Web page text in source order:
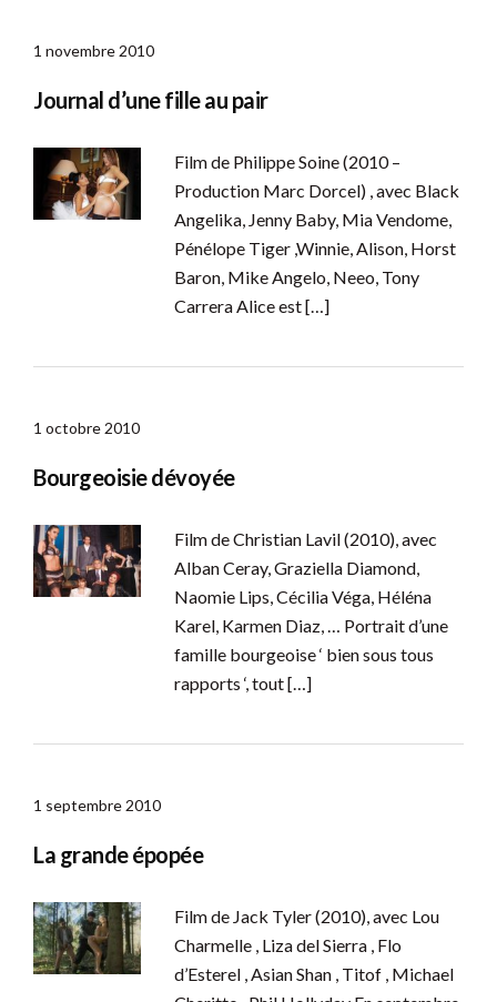
1 novembre 2010
Journal d’une fille au pair
Film de Philippe Soine (2010 –
Production Marc Dorcel) , avec Black
Angelika, Jenny Baby, Mia Vendome,
Pénélope Tiger ,Winnie, Alison, Horst
Baron, Mike Angelo, Neeo, Tony
Carrera Alice est […]
1 octobre 2010
Bourgeoisie dévoyée
Film de Christian Lavil (2010), avec
Alban Ceray, Graziella Diamond,
Naomie Lips, Cécilia Véga, Héléna
Karel, Karmen Diaz, … Portrait d’une
famille bourgeoise ‘ bien sous tous
rapports ‘, tout […]
1 septembre 2010
La grande épopée
Film de Jack Tyler (2010), avec Lou
Charmelle , Liza del Sierra , Flo
d’Esterel , Asian Shan , Titof , Michael